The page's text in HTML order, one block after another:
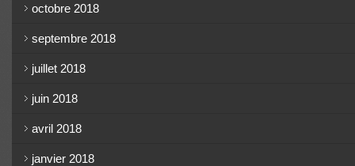
octobre 2018
septembre 2018
juillet 2018
juin 2018
avril 2018
janvier 2018